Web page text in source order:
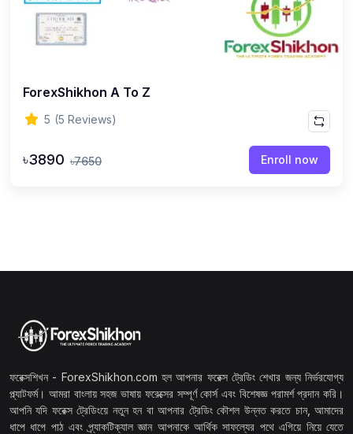
ForexShikhon A To Z
5 (5 Reviews)
৳3890 ৳7650 Enroll now
ফরেক্সশিখন - ForexShikhon.com হল আপনার ফরেক্স ট্রেডিং শেখার জন্য নির্ভরযোগ্য
প্ল্যাটফর্ম। আমরা বাংলায় সহজ ভাষায় ফরেক্সের সম্পূর্ণ কোর্স এবং বিশেষজ্ঞ পরামর্শ প্রদান করি।
আপনি যদি ফরেক্স ট্রেডিংয়ে নতুন হন বা আপনার ট্রেডিং কৌশল উন্নত করতে চান, আমাদের
ধাপে ধাপে পাঠ এবং প্র্যাকটিক্যাল জ্ঞান আপনাকে আর্থিক সাফল্যের পথে এগিয়ে নিয়ে যেতে